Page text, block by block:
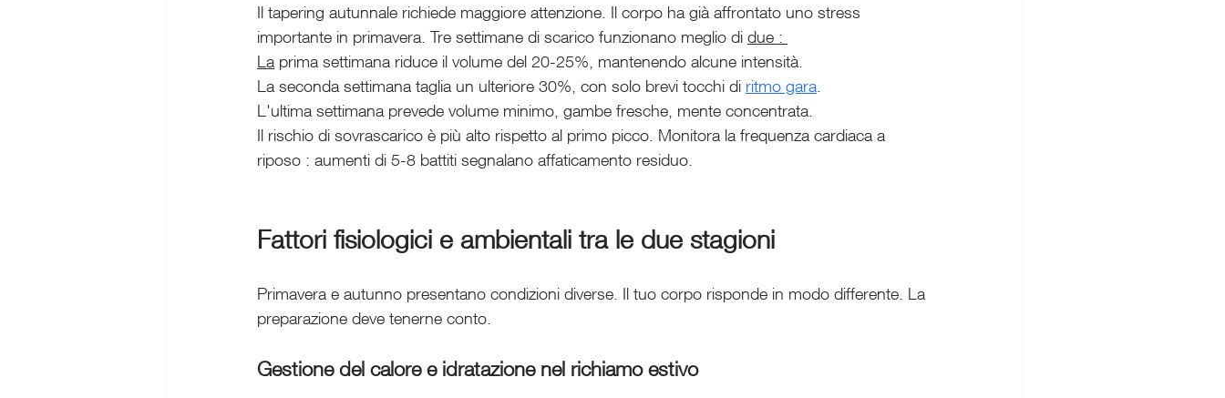
Il tapering autunnale richiede maggiore attenzione. Il corpo ha già affrontato uno stress
importante in primavera. Tre settimane di scarico funzionano meglio di due :
La prima settimana riduce il volume del 20-25%, mantenendo alcune intensità.
La seconda settimana taglia un ulteriore 30%, con solo brevi tocchi di ritmo gara.
L'ultima settimana prevede volume minimo, gambe fresche, mente concentrata.
Il rischio di sovrascarico è più alto rispetto al primo picco. Monitora la frequenza cardiaca a
riposo : aumenti di 5-8 battiti segnalano affaticamento residuo.
Fattori fisiologici e ambientali tra le due stagioni
Primavera e autunno presentano condizioni diverse. Il tuo corpo risponde in modo differente. La
preparazione deve tenerne conto.
Gestione del calore e idratazione nel richiamo estivo